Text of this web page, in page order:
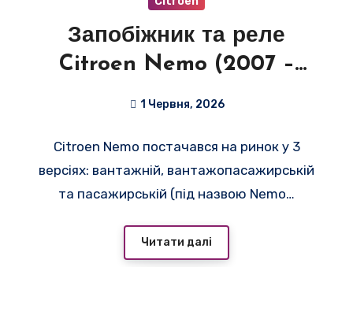
Запобіжник та реле
Citroen Nemo (2007 –
1 Червня, 2026
Citroen Nemo постачався на ринок у 3
версіях: вантажній, вантажопасажирській
та пасажирській (під назвою Nemo…
Читати далі